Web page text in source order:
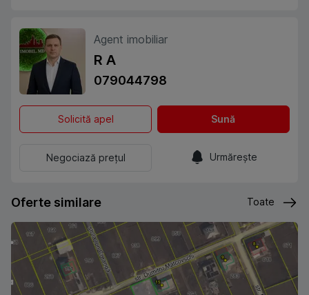
Agent imobiliar
R A
079044798
Solicită apel Sună
Negociază prețul Urmărește
Oferte similare Toate